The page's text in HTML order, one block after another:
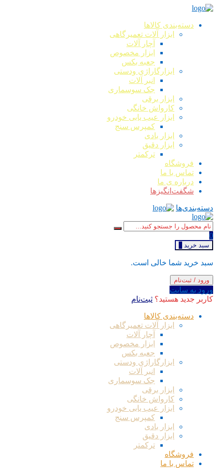
دسته‌بندی کالاها
ابزار آلات تعمیرگاهی
آچار آلات
ابزار مخصوص
جعبه بکس
ابزارگاراژی ودستی
انبر آلات
جک سوسماری
ابزار برقی
کارواش خانگی
ابزار عیب یابی خودرو
کمپرس سنج
ابزار بادی
ابزار دقیق
ترکمتر
فروشگاه
تماس با ما
درباره ی ما
شگفت‌انگیزها
دسته‌بندی‌ها
0
سبد خرید
سبد خرید شما خالی است.
ورود / ثبت‌نام
ورود به سایت
کاربر جدید هستید؟ ثبت‌نام
دسته‌بندی کالاها
ابزار آلات تعمیرگاهی
آچار آلات
ابزار مخصوص
جعبه بکس
ابزارگاراژی ودستی
انبر آلات
جک سوسماری
ابزار برقی
کارواش خانگی
ابزار عیب یابی خودرو
کمپرس سنج
ابزار بادی
ابزار دقیق
ترکمتر
فروشگاه
تماس با ما